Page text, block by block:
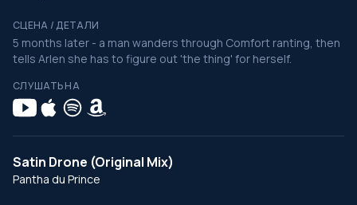
СЦЕНА / ДЕТАЛИ
5 months later - a man wanders through Comfort ranting, then
tells Arlen she has to figure out 'the thing' for herself.
СЛУШАТЬ НА
Satin Drone (Original Mix)
Pantha du Prince